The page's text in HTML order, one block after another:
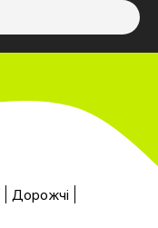
Дорожчі